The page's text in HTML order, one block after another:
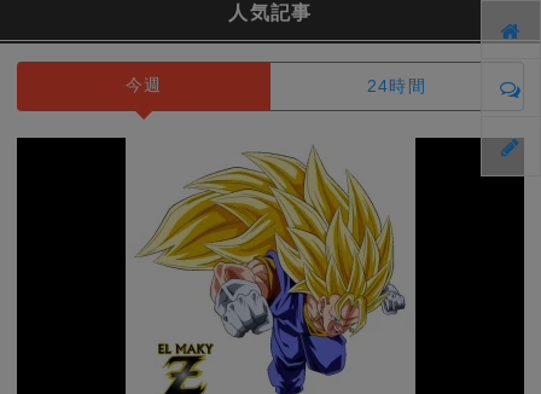
人気記事
今週 24時間